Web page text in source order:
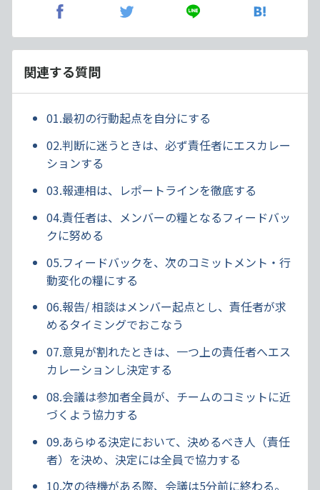
関連する質問
01.最初の行動起点を自分にする
02.判断に迷うときは、必ず責任者にエスカレー
ションする
03.報連相は、レポートラインを徹底する
04.責任者は、メンバーの糧となるフィードバッ
クに努める
05.フィードバックを、次のコミットメント・行
動変化の糧にする
06.報告/ 相談はメンバー起点とし、責任者が求
めるタイミングでおこなう
07.意見が割れたときは、一つ上の責任者へエス
カレーションし決定する
08.会議は参加者全員が、チームのコミットに近
づくよう協力する
09.あらゆる決定において、決めるべき人（責任
者）を決め、決定には全員で協力する
10.次の待機がある際、会議は5分前に終わる。